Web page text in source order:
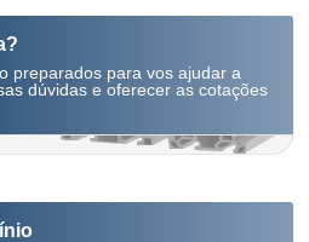
preparados para vos ajudar a
dúvidas e oferecer as cotações